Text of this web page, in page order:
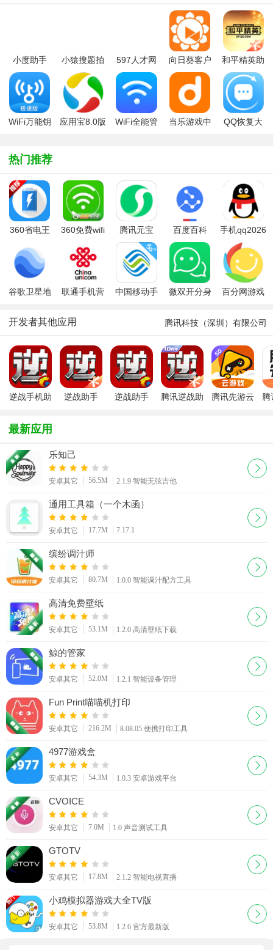
小度助手
2026最新版
小猿搜题拍
题神器2026
免费版
597人才网
（597直
聘）app个
人版
向日葵客户
端手机版
和平精英助
手(和平营
地)APP官方
WiFi万能钥
应用宝8.0版
WiFi全能管
当乐游戏中
QQ恢复大
热门推荐
360省电王
360免费wifi
腾讯元宝
app
百度百科
手机qq2026
最新版
谷歌卫星地
earth下载
2026最新版
联通手机营
中国移动手
微双开分身
百分网游戏
开发者其他应用 腾讯科技（深圳）有限公司
逆战手机助
逆战助手
逆战助手
腾讯逆战助
腾讯先游云
腾
最新应用
乐知己
安卓其它 56.5M 2.1.9 智能无弦吉他
通用工具箱（一个木函）
安卓其它 17.7M 7.17.1
缤纷调汁师
安卓其它 80.7M 1.0.0 智能调汁配方工具
高清免费壁纸
安卓其它 53.1M 1.2.0 高清壁纸下载
鲸的管家
安卓其它 52.0M 1.2.1 智能设备管理
Fun Print喵喵机打印
安卓其它 216.2M 8.08.05 便携打印工具
4977游戏盒
安卓其它 54.3M 1.0.3 安卓游戏平台
CVOICE
安卓其它 7.0M 1.0 声音测试工具
GTOTV
安卓其它 17.8M 2.1.2 智能电视直播
小鸡模拟器游戏大全TV版
安卓其它 53.8M 1.2.6 官方最新版